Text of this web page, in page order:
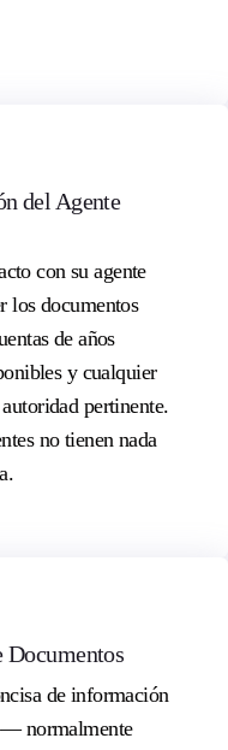
del Agente
con su agente
los documentos
de años
y cualquier
pertinente.
no tienen nada
Documentos
de información
normalmente